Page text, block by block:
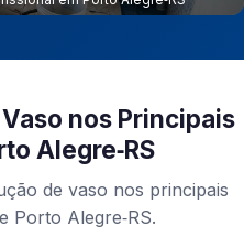
nos Principais
Alegre‑RS
de vaso nos principais
Porto Alegre‑RS.